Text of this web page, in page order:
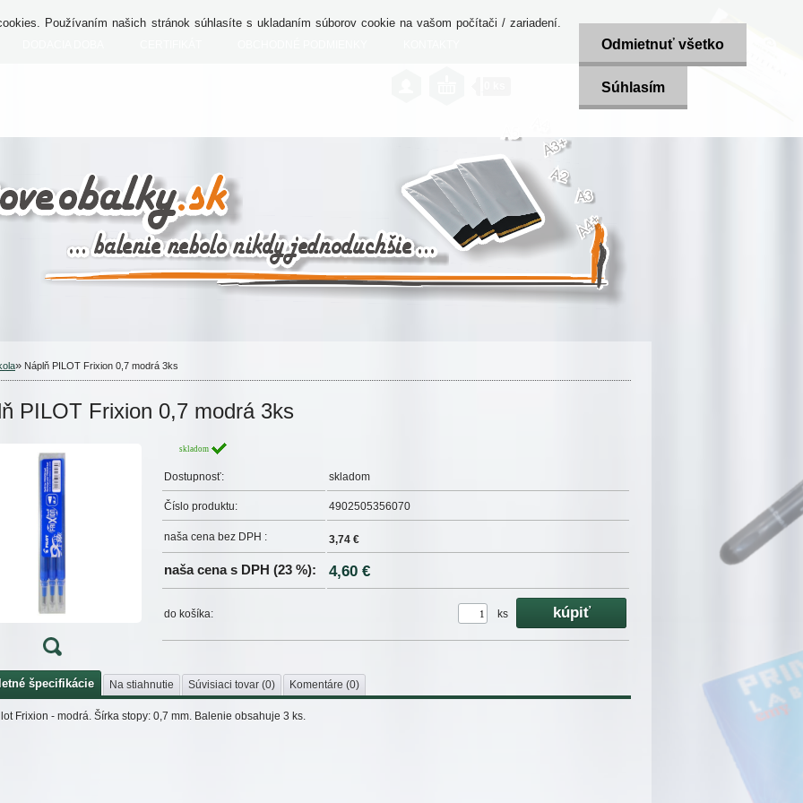
Používaním našich stránok súhlasíte s ukladaním súborov cookie na vašom počítači / zariadení.
Odmietnuť všetko
Súhlasím
» Náplň PILOT Frixion 0,7 modrá 3ks
PILOT Frixion 0,7 modrá 3ks
skladom
Dostupnosť: skladom
Číslo produktu: 4902505356070
naša cena bez DPH : 3,74 €
naša cena s DPH (23 %): 4,60 €
do košíka: ks
špecifikácie Na stiahnutie Súvisiaci tovar (0) Komentáre (0)
Frixion - modrá. Šírka stopy: 0,7 mm. Balenie obsahuje 3 ks.